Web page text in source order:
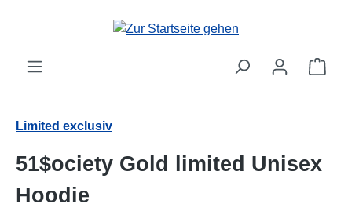
Limited exclusiv
51$ociety Gold limited Unisex
Hoodie